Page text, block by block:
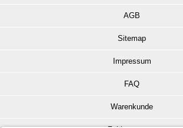
AGB
Sitemap
Impressum
FAQ
Warenkunde